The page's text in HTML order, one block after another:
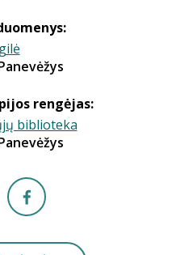
rengėjas:
biblioteka